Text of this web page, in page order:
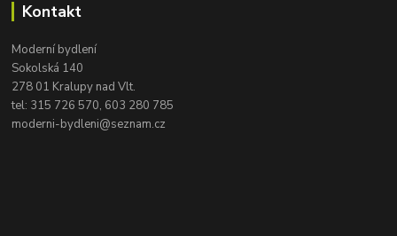
Kontakt
Moderní bydlení
Sokolská 140
278 01 Kralupy nad Vlt.
tel: 315 726 570, 603 280 785
moderni-bydleni@seznam.cz